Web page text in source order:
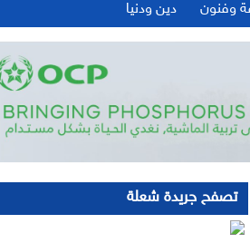
وفنون دين ودنيا
تصفح جريدة شعلة